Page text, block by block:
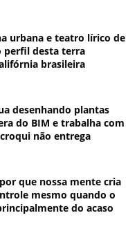
urbana e teatro lírico de
perfil desta terra
brasileira
desenhando plantas
do BIM e trabalha com
não entrega
que nossa mente cria
mesmo quando o
do acaso